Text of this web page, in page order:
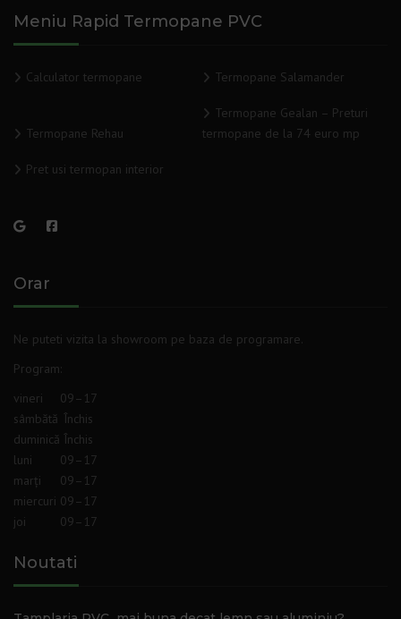
Meniu Rapid Termopane PVC
Calculator termopane Termopane Salamander
Termopane Rehau
Termopane Gealan – Preturi
termopane de la 74 euro mp
Pret usi termopan interior
Orar
Ne puteti vizita la showroom pe baza de programare.
Program:
vineri
09–17
sâmbătă Închis
duminică Închis
luni
09–17
marți
09–17
miercuri 09–17
joi
09–17
Noutati